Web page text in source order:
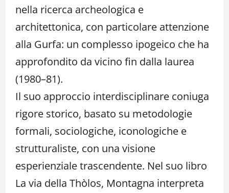
nella ricerca archeologica e
architettonica, con particolare attenzione
alla Gurfa: un complesso ipogeico che ha
approfondito da vicino fin dalla laurea
(1980–81).
Il suo approccio interdisciplinare coniuga
rigore storico, basato su metodologie
formali, sociologiche, iconologiche e
strutturaliste, con una visione
esperienziale trascendente. Nel suo libro
La via della Thòlos, Montagna interpreta